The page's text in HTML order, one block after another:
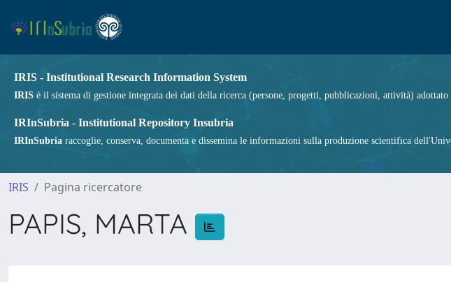
IRIS - Institutional Research Information System
IRIS è il sistema di gestione integrata dei dati della ricerca (persone, progetti, pubblicazioni, attività)
IRInSubria - Institutional Repository Insubria
IRInSubria raccoglie, conserva, documenta e dissemina le informazioni sulla produzione scientifica
IRIS Pagina ricercatore
PAPIS, MARTA